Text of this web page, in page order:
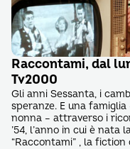
Raccontami, dal
Tv2000
Gli anni Sessanta, i
speranze. E una
nonna – attraverso i
’54, l’anno in cui è nata
“Raccontami” , la fiction